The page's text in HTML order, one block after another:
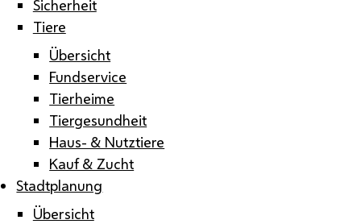
Sicherheit
Tiere
Übersicht
Fundservice
Tierheime
Tiergesundheit
Haus- & Nutztiere
Kauf & Zucht
Stadtplanung
Übersicht